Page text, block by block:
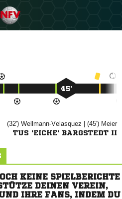
45’
(32')  | (45') 
TUS 'EICHE' BARGSTEDT II
KEINE SPIELBERICHTE
DEINEN VEREIN,
IHRE FANS, INDEM DU